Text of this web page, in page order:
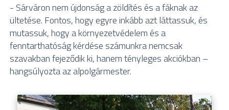
- Sárváron nem újdonság a zöldítés és a fáknak az
ültetése. Fontos, hogy egyre inkább azt láttassuk, és
mutassuk, hogy a környezetvédelem és a
fenntarthatóság kérdése számunkra nemcsak
szavakban fejeződik ki, hanem tényleges akciókban –
hangsúlyozta az alpolgármester.